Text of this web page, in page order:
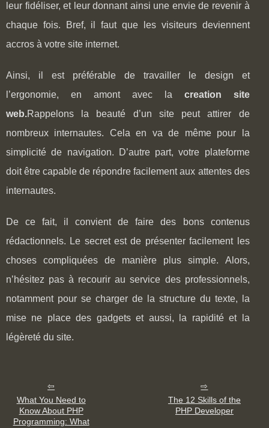
leur fidéliser, et leur donnant ainsi une envie de revenir à
chaque fois. Bref, il faut que les visiteurs deviennent
accros à votre site internet.
Ainsi, il est préférable de travailler le design et
l’ergonomie, en amont avec la creation site
web.Rappelons la beauté d’un site peut attirer de
nombreux internautes. Cela en va de même pour la
simplicité de navigation. D’autre part, votre plateforme
doit être capable de répondre facilement aux attentes des
internautes.
De ce fait, il convient de faire des bons contenus
rédactionnels. Le secret est de présenter facilement les
choses compliquées de manière plus simple. Alors,
n’hésitez pas à recourir au service des professionnels,
notamment pour se charger de la structure du texte, la
mise ne place des gadgets et aussi, la rapidité et la
légèreté du site.
What You Need to
Know About PHP
Programming: What
The 12 Skills of the
PHP Developer